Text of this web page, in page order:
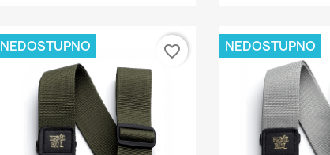
NEDOSTUPNO favorite_border NEDOSTUPNO